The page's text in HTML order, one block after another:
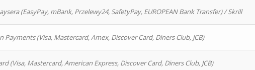
(EasyPay, mBank, Przelewy24, SafetyPay, EUROPEAN Bank Transfer) / Skrill
(Visa, Mastercard, Amex, Discover Card, Diners Club, JCB)
(Visa, Mastercard, American Express, Discover Card, Diners Club, JCB)